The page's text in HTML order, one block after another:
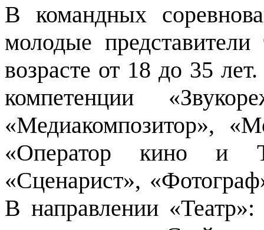
В командных
молодые представители
возрасте от 18 до 35
компетенции
«Медиакомпозитор»,
«Оператор кино и
«Сценарист»,
В направлении «Театр»: